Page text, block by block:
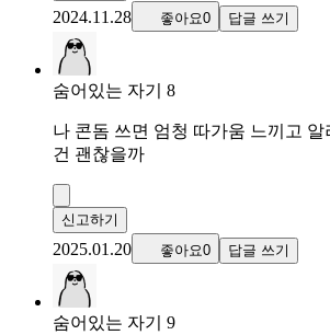
2024.11.28 좋아요0 답글 쓰기
숨어있는 자기 8
나 콘돔 쓰면 엄청 따가움 느끼고 알
건 괜찮을까
신고하기
2025.01.20 좋아요0 답글 쓰기
숨어있는 자기 9